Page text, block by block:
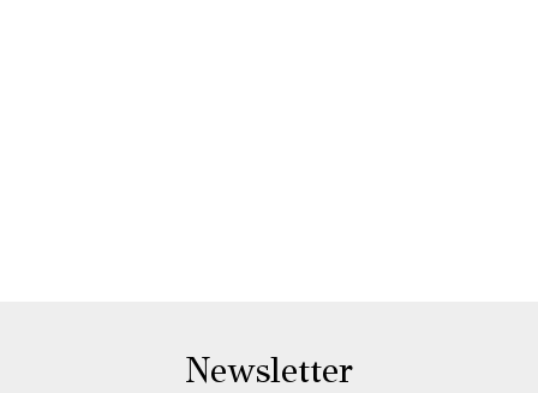
Newsletter